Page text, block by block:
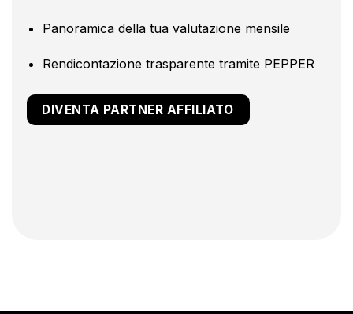
Panoramica della tua valutazione mensile
Rendicontazione trasparente tramite PEPPER
DIVENTA PARTNER AFFILIATO